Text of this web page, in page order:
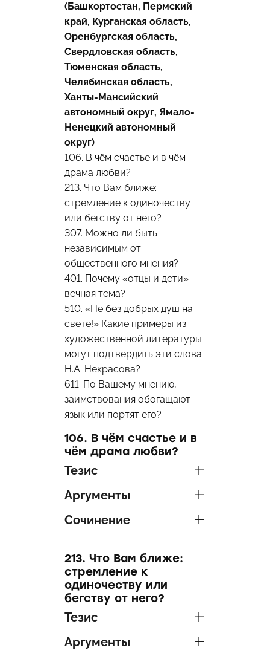
(Башкортостан, Пермский
край, Курганская область,
Оренбургская область,
Свердловская область,
Тюменская область,
Челябинская область,
Ханты-Мансийский
автономный округ, Ямало-
Ненецкий автономный
округ)
106. В чём счастье и в чём
драма любви?
213. Что Вам ближе:
стремление к одиночеству
или бегству от него?
307. Можно ли быть
независимым от
общественного мнения?
401. Почему «отцы и дети» –
вечная тема?
510. «Не без добрых душ на
свете!» Какие примеры из
художественной литературы
могут подтвердить эти слова
Н.А. Некрасова?
611. По Вашему мнению,
заимствования обогащают
язык или портят его?
106. В чём счастье и в
чём драма любви?
Тезис
Аргументы
Сочинение
213. Что Вам ближе:
стремление к
одиночеству или
бегству от него?
Тезис
Аргументы